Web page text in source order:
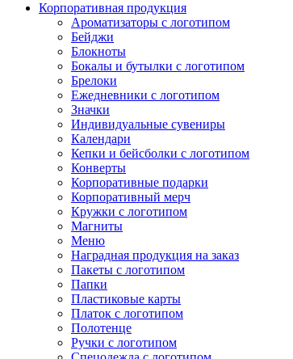
Корпоративная продукция
Ароматизаторы с логотипом
Бейджи
Блокноты
Бокалы и бутылки с логотипом
Брелоки
Ежедневники с логотипом
Значки
Индивидуальные сувениры
Календари
Кепки и бейсболки с логотипом
Конверты
Корпоративные подарки
Корпоративный мерч
Кружки с логотипом
Магниты
Меню
Наградная продукция на заказ
Пакеты с логотипом
Папки
Пластиковые карты
Платок с логотипом
Полотенце
Ручки с логотипом